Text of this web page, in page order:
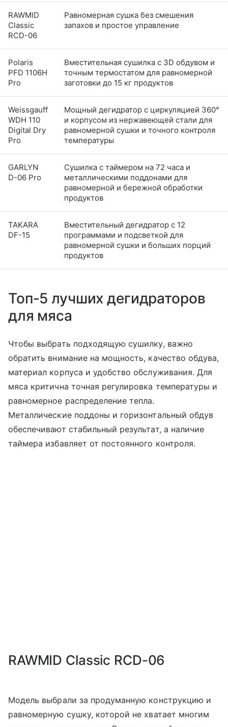
RAWMID
Classic
RCD-06
Равномерная сушка без смешения
запахов и простое управление
Polaris
PFD 1106H
Pro
Вместительная сушилка с 3D обдувом и
точным термостатом для равномерной
заготовки до 15 кг продуктов
Weissgauff
WDH 110
Digital Dry
Pro
Мощный дегидратор с циркуляцией 360°
и корпусом из нержавеющей стали для
равномерной сушки и точного контроля
температуры
GARLYN
D-06 Pro
Сушилка с таймером на 72 часа и
металлическими поддонами для
равномерной и бережной обработки
продуктов
TAKARA
DF-15
Вместительный дегидратор с 12
программами и подсветкой для
равномерной сушки и больших порций
продуктов
Топ-5 лучших дегидраторов
для мяса
Чтобы выбрать подходящую сушилку, важно
обратить внимание на мощность, качество обдува,
материал корпуса и удобство обслуживания. Для
мяса критична точная регулировка температуры и
равномерное распределение тепла.
Металлические поддоны и горизонтальный обдув
обеспечивают стабильный результат, а наличие
таймера избавляет от постоянного контроля.
RAWMID Classic RCD-06
Модель выбрали за продуманную конструкцию и
равномерную сушку, которой не хватает многим